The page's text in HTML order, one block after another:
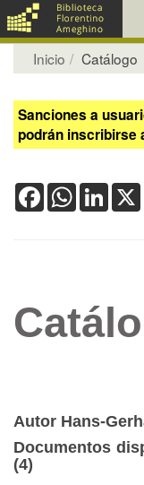
Inicio Catálogo
Sanciones a
podrán inscribirse
FacebookWhatsApp
Autor Hans-
Documentos
(4)